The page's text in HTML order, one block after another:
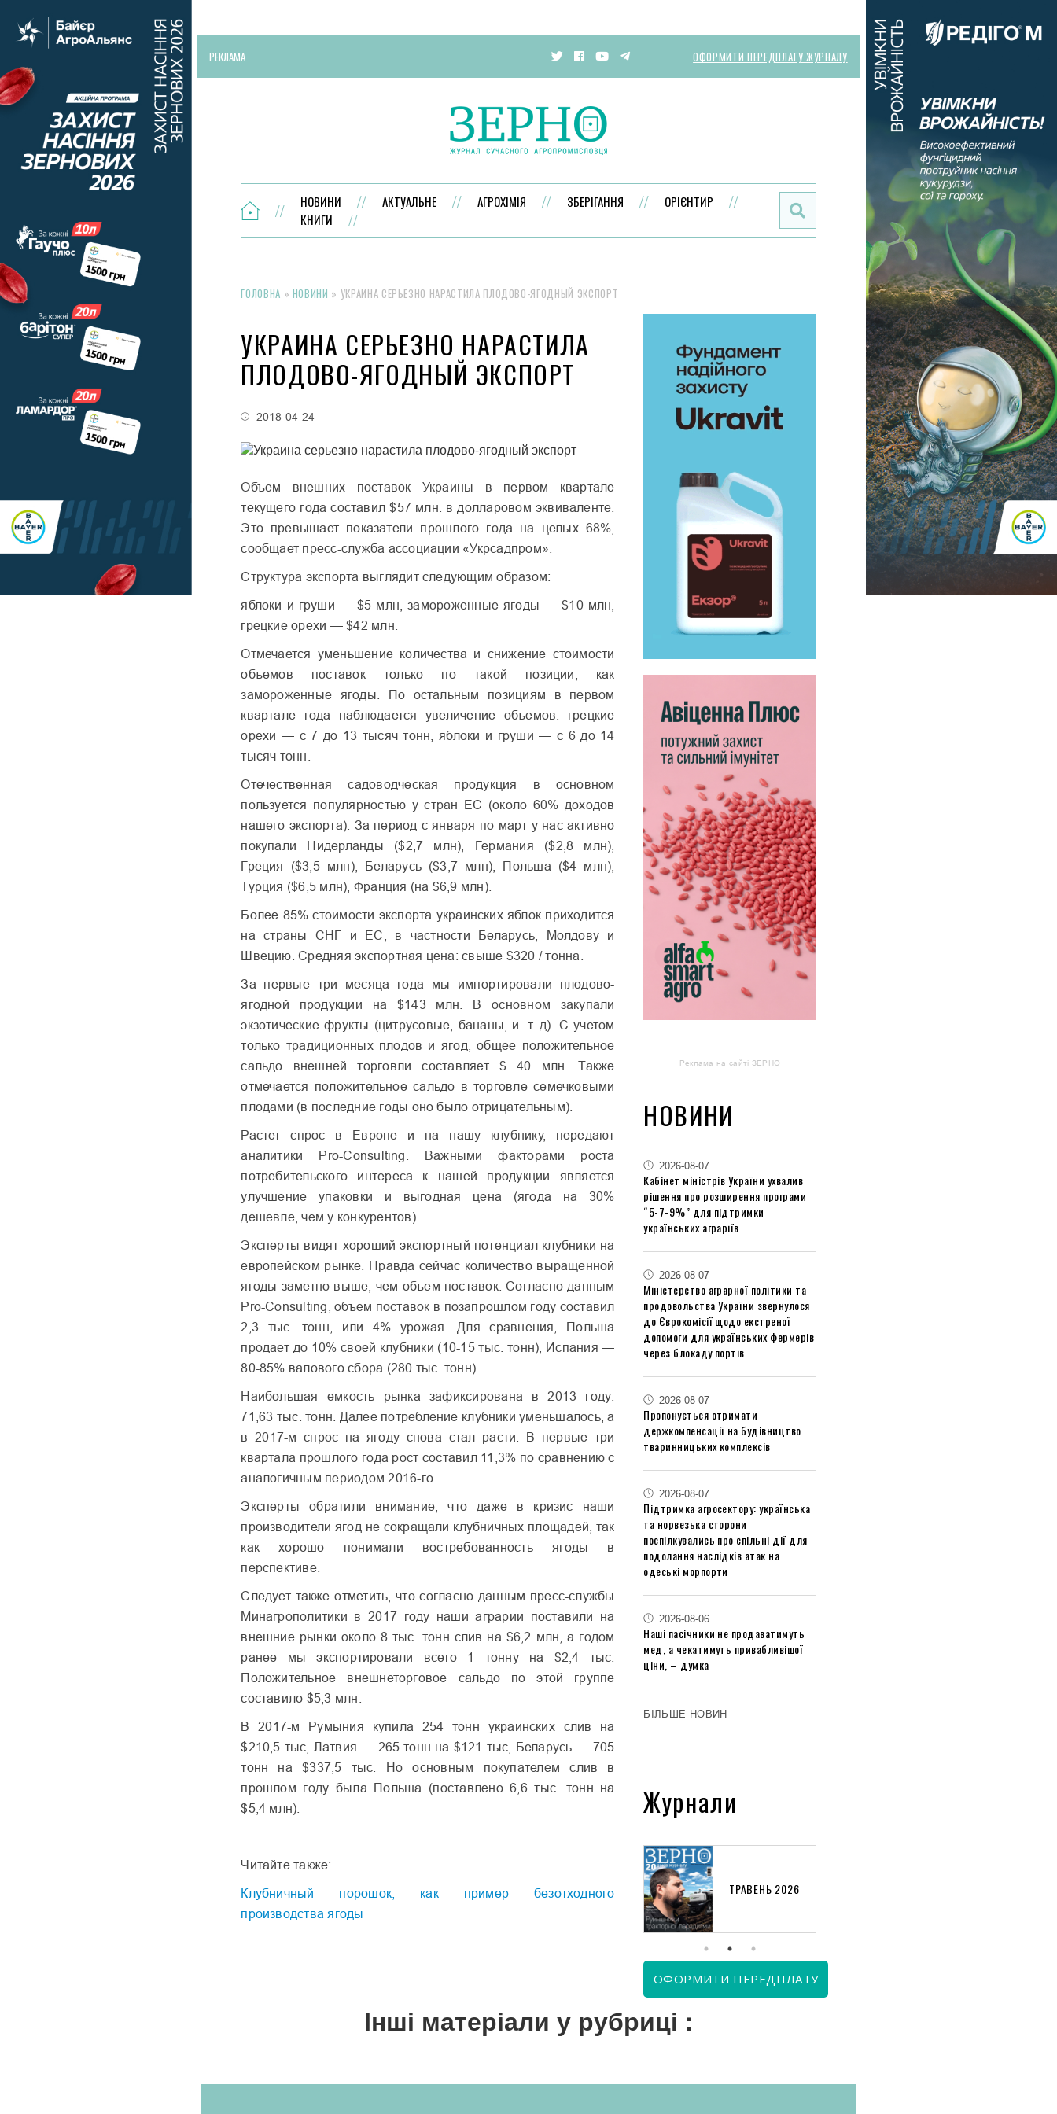
РЕКЛАМА ОФОРМИТИ ПЕРЕДПЛАТУ ЖУРНАЛУ
НОВИНИ АКТУАЛЬНЕ АГРОХІМІЯ ЗБЕРІГАННЯ
ОРІЄНТИР
КНИГИ
ГОЛОВНА » НОВИНИ » УКРАИНА СЕРЬЕЗНО НАРАСТИЛА ПЛОДОВО-ЯГОДНЫЙ ЭКСПОРТ
УКРАИНА СЕРЬЕЗНО НАРАСТИЛА
ПЛОДОВО-ЯГОДНЫЙ ЭКСПОРТ
2018-04-24
Объем внешних поставок Украины в первом квартале
текущего года составил $57 млн. в долларовом эквиваленте.
Это превышает показатели прошлого года на целых 68%,
сообщает пресс-служба ассоциации «Укрсадпром».
Структура экспорта выглядит следующим образом:
яблоки и груши — $5 млн, замороженные ягоды — $10 млн,
грецкие орехи — $42 млн.
Отмечается уменьшение количества и снижение стоимости
объемов поставок только по такой позиции, как
замороженные ягоды. По остальным позициям в первом
квартале года наблюдается увеличение объемов: грецкие
орехи — с 7 до 13 тысяч тонн, яблоки и груши — с 6 до 14
тысяч тонн.
Отечественная садоводческая продукция в основном
пользуется популярностью у стран ЕС (около 60% доходов
нашего экспорта). За период с января по март у нас активно
покупали Нидерланды ($2,7 млн), Германия ($2,8 млн),
Греция ($3,5 млн), Беларусь ($3,7 млн), Польша ($4 млн),
Турция ($6,5 млн), Франция (на $6,9 млн).
Более 85% стоимости экспорта украинских яблок приходится
на страны СНГ и ЕС, в частности Беларусь, Молдову и
Швецию. Средняя экспортная цена: свыше $320 / тонна.
За первые три месяца года мы импортировали плодово-
ягодной продукции на $143 млн. В основном закупали
экзотические фрукты (цитрусовые, бананы, и. т. д). С учетом
только традиционных плодов и ягод, общее положительное
сальдо внешней торговли составляет $ 40 млн. Также
отмечается положительное сальдо в торговле семечковыми
плодами (в последние годы оно было отрицательным).
Растет спрос в Европе и на нашу клубнику, передают
аналитики Pro-Consulting. Важными факторами роста
потребительского интереса к нашей продукции является
улучшение упаковки и выгодная цена (ягода на 30%
дешевле, чем у конкурентов).
Эксперты видят хороший экспортный потенциал клубники на
европейском рынке. Правда сейчас количество выращенной
ягоды заметно выше, чем объем поставок. Согласно данным
Pro-Consulting, объем поставок в позапрошлом году составил
2,3 тыс. тонн, или 4% урожая. Для сравнения, Польша
продает до 10% своей клубники (10-15 тыс. тонн), Испания —
80-85% валового сбора (280 тыс. тонн).
Наибольшая емкость рынка зафиксирована в 2013 году:
71,63 тыс. тонн. Далее потребление клубники уменьшалось, а
в 2017-м спрос на ягоду снова стал расти. В первые три
квартала прошлого года рост составил 11,3% по сравнению с
аналогичным периодом 2016-го.
Эксперты обратили внимание, что даже в кризис наши
производители ягод не сокращали клубничных площадей, так
как хорошо понимали востребованность ягоды в
перспективе.
Следует также отметить, что согласно данным пресс-службы
Минагрополитики в 2017 году наши аграрии поставили на
внешние рынки около 8 тыс. тонн слив на $6,2 млн, а годом
ранее мы экспортировали всего 1 тонну на $2,4 тыс.
Положительное внешнеторговое сальдо по этой группе
составило $5,3 млн.
В 2017-м Румыния купила 254 тонн украинских слив на
$210,5 тыс, Латвия — 265 тонн на $121 тыс, Беларусь — 705
тонн на $337,5 тыс. Но основным покупателем слив в
прошлом году была Польша (поставлено 6,6 тыс. тонн на
$5,4 млн).
Читайте также:
Клубничный порошок, как пример безотходного
производства ягоды
Реклама на сайті ЗЕРНО
НОВИНИ
2026-08-07
Кабінет міністрів України ухвалив
рішення про розширення програми
“5-7-9%” для підтримки
українських аграріїв
2026-08-07
Міністерство аграрної політики та
продовольства України звернулося
до Єврокомісії щодо екстреної
допомоги для українських фермерів
через блокаду портів
2026-08-07
Пропонується отримати
держкомпенсації на будівництво
тваринницьких комплексів
2026-08-07
Підтримка агросектору: українська
та норвезька сторони
поспілкувались про спільні дії для
подолання наслідків атак на
одеські морпорти
2026-08-06
Наші пасічники не продаватимуть
мед, а чекатимуть привабливішої
ціни, – думка
БІЛЬШЕ НОВИН
Журнали
КВІТЕНЬ 2026 ЧЕРВЕНЬ 2026 ТРАВЕНЬ 2026
ОФОРМИТИ ПЕРЕДПЛАТУ
Інші матеріали у рубриці :